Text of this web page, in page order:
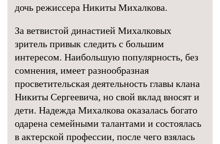
дочь режиссера Никиты Михалкова.
За ветвистой династией Михалковых
зритель привык следить с большим
интересом. Наибольшую популярность, без
сомнения, имеет разнообразная
просветительская деятельность главы клана
Никиты Сергеевича, но свой вклад вносят и
дети. Надежда Михалкова оказалась богато
одарена семейными талантами и состоялась
в актерской профессии, после чего взялась